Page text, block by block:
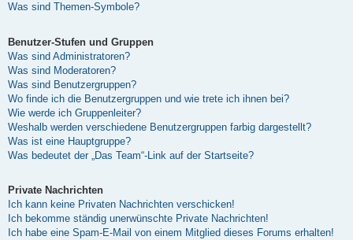
Was sind Themen-Symbole?
Benutzer-Stufen und Gruppen
Was sind Administratoren?
Was sind Moderatoren?
Was sind Benutzergruppen?
Wo finde ich die Benutzergruppen und wie trete ich ihnen bei?
Wie werde ich Gruppenleiter?
Weshalb werden verschiedene Benutzergruppen farbig dargestellt?
Was ist eine Hauptgruppe?
Was bedeutet der „Das Team“-Link auf der Startseite?
Private Nachrichten
Ich kann keine Privaten Nachrichten verschicken!
Ich bekomme ständig unerwünschte Private Nachrichten!
Ich habe eine Spam-E-Mail von einem Mitglied dieses Forums erhalten!